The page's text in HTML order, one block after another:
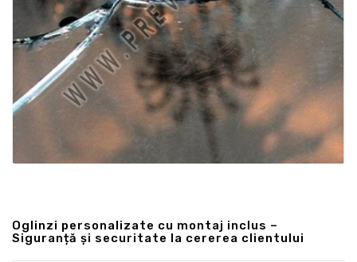
Oglinzi personalizate cu montaj inclus –
Siguranță și securitate la cererea clientului